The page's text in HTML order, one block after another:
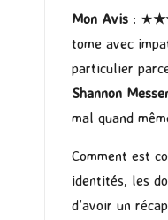
Mon Avis : ★
tome avec
particulier
Shannon
mal quand
Comment est
identités, les
d’avoir un